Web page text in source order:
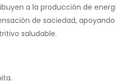
a la producción de
de saciedad,
saludable.